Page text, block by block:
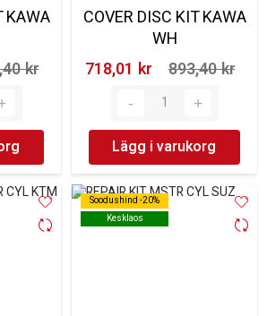
KAWA
kr‎
COVER DISC KIT KAWA
WH
718,01 kr‎
893,40 kr‎
Lägg i varukorg
Soodushind -20%
Kesklaos
Soodushind -20%
Kesklaos